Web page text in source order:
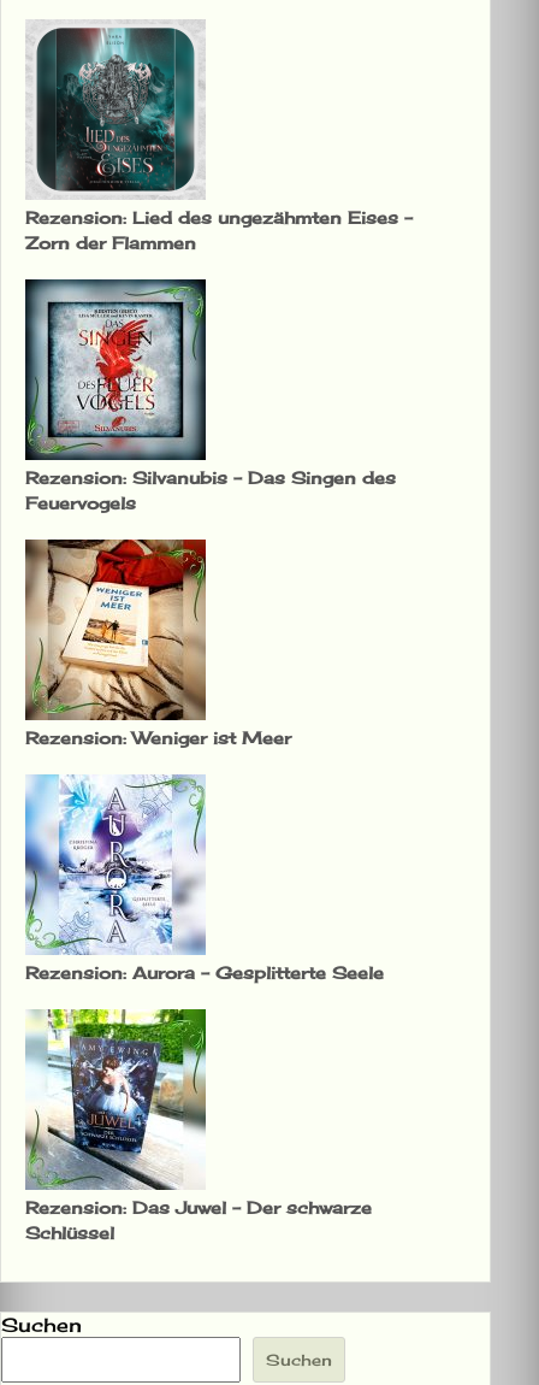
Rezension: Lied des ungezähmten Eises –
Zorn der Flammen
Rezension: Silvanubis – Das Singen des
Feuervogels
Rezension: Weniger ist Meer
Rezension: Aurora – Gesplitterte Seele
Rezension: Das Juwel – Der schwarze
Schlüssel
Suchen
Suchen